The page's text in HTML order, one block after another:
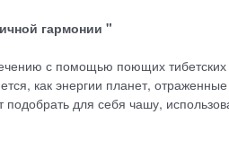
гармонии "
с помощью поющих
как энергии планет,
для себя чашу,